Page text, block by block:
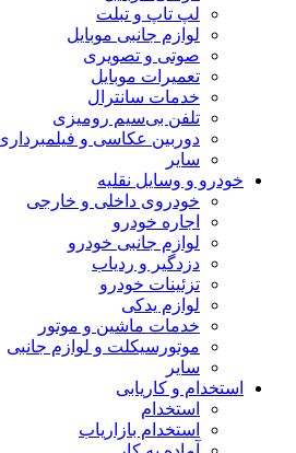
لپ تاپ و تبلت
لوازم جانبی موبایل
صوتی و تصویری
تعمیرات موبایل
خدمات سانترال
تلفن بی‌سیم رومیزی
دوربین عکاسی و
سایر
خودرو و وسایل نقلیه
خودروی داخلی و خارجی
اجاره خودرو
لوازم جانبی خودرو
دزدگیر و ردیاب
تزئینات خودرو
لوازم یدکی
خدمات ماشین و موتور
موتورسیکلت و لوازم جانبی
سایر
استخدام و کاریابی
استخدام
استخدام بازاریاب